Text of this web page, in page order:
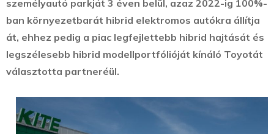
személyautó parkját 3 éven belül, azaz 2022-ig 100%-
ban környezetbarát hibrid elektromos autókra állítja
át, ehhez pedig a piac legfejlettebb hibrid hajtását és
legszélesebb hibrid modellportfólióját kínáló Toyotát
választotta partneréül.